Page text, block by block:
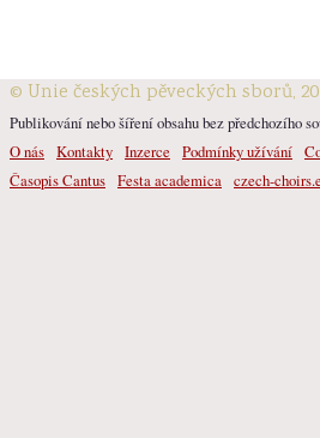
© Unie českých pěveckých sborů,
Publikování nebo šíření obsahu bez předchozího
O nás Kontakty Inzerce Podmínky užívání
Časopis Cantus Festa academica czech-